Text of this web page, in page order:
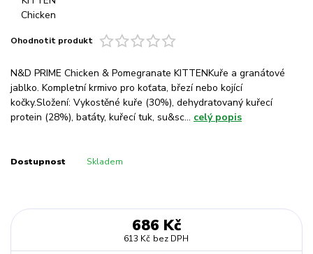
Ohodnotit produkt
N&D PRIME Chicken & Pomegranate KITTENKuře a granátové
jablko. Kompletní krmivo pro koťata, březí nebo kojící
kočky.Složení: Vykostěné kuře (30%), dehydratovaný kuřecí
protein (28%), batáty, kuřecí tuk, su&sc... celý popis
Dostupnost Skladem
686 Kč
613 Kč bez DPH